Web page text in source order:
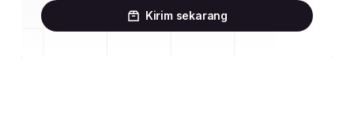
Kirim sekarang